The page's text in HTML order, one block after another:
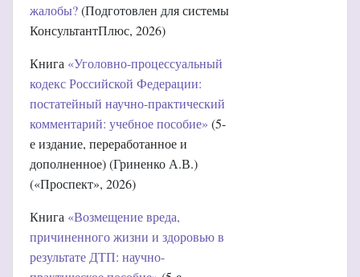
жалобы?(Подготовлен для системы
КонсультантПлюс, 2026)
Книга «Уголовно-процессуальный
кодекс Российской Федерации:
постатейный научно-практический
комментарий: учебное пособие» (5-
е издание, переработанное и
дополненное) (Гриненко А.В.)
(«Проспект», 2026)
Книга «Возмещение вреда,
причиненного жизни и здоровью в
результате ДТП: научно-